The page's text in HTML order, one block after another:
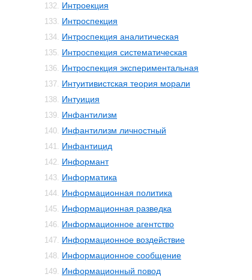
132. Интроекция
133. Интроспекция
134. Интроспекция аналитическая
135. Интроспекция систематическая
136. Интроспекция экспериментальная
137. Интуитивистская теория морали
138. Интуиция
139. Инфантилизм
140. Инфантилизм личностный
141. Инфантицид
142. Информант
143. Информатика
144. Информационная политика
145. Информационная разведка
146. Информационное агентство
147. Информационное воздействие
148. Информационное сообщение
149. Информационный повод